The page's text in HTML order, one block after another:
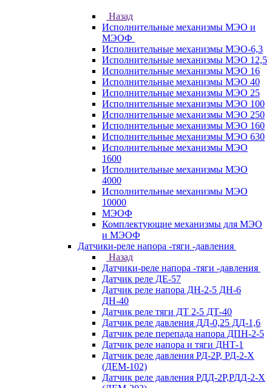
Назад
Исполнительные механизмы МЭО и
МЭОФ
Исполнительные механизмы МЭО-6,3
Исполнительные механизмы МЭО 12,5
Исполнительные механизмы МЭО 16
Исполнительные механизмы МЭО 40
Исполнительные механизмы МЭО 25
Исполнительные механизмы МЭО 100
Исполнительные механизмы МЭО 250
Исполнительные механизмы МЭО 160
Исполнительные механизмы МЭО 630
Исполнительные механизмы МЭО
1600
Исполнительные механизмы МЭО
4000
Исполнительные механизмы МЭО
10000
МЭОФ
Комплектующие механизмы для МЭО
и МЭОФ
Датчики-реле напора -тяги -давления
Назад
Датчики-реле напора -тяги -давления
Датчик реле ДЕ-57
Датчик реле напора ДН-2-5 ДН-6
ДН-40
Датчик реле тяги ДТ 2-5 ДТ-40
Датчик реле давления ДД-0,25 ДД-1,6
Датчик реле перепада напора ДПН-2-5
Датчик реле напора и тяги ДНТ-1
Датчик реле давления РД-2Р, РД-2-Х
(ДЕМ-102)
Датчик реле давления РДД-2Р,РДД-2-Х